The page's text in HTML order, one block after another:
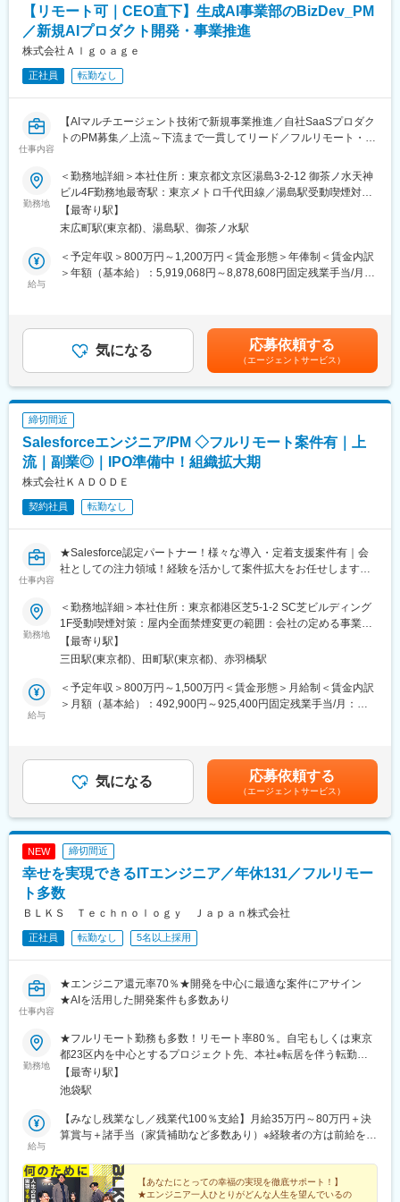
羽駅、峰駅、陸前落合駅、センター南駅、北四番丁駅、稲永駅、
岡本駅(栃木県)、笠寺駅、村井駅、茅野駅、本山駅(愛知県)、さが
み野駅、小俣駅(栃木県)、新前橋駅、群馬藤岡駅、本庄駅、垂井
駅、徳山駅、周防下郷駅、道ノ尾駅、大波止駅、喜々津駅、国母
駅、松江駅、伊賀屋駅、弥生が丘駅、宮崎駅、南鹿児島駅、さっ
崎町駅、オークスカナルパークホテル富山前、四条駅(京都市営)、
神戸三宮駅(阪神)、姫路駅、岡山駅前駅、胡町駅、高松築港駅、天
横川駅、谷町四丁目駅、舟入幸町駅、大小路駅、亀戸駅、中津駅
(地下鉄)、六本木一丁目駅、ＪＲ難波駅、観月橋駅、海老江駅、中
之島駅、なにわ橋駅、甘木駅(甘木鉄道線)、住之江公園駅、上前津
駅、久屋大通駅、平沼橋駅、国道駅、蒔田駅、赤羽岩淵駅、セン
駅、北１２条駅、あおば通駅、新千葉駅、神谷町駅、新高島駅、
日吉町駅、新浜松駅、名鉄名古屋駅、梅田駅(地下鉄)、富山駅、京
駅、北浜駅(大阪府)、伏見駅(愛知県)、西横浜駅、龍谷富山高校
前、五島町駅
【リモート可｜CEO直下】生成AI事業部のBizDev_PM
／新規AIプロダクト開発・事業推進
株式会社Ａｌｇｏａｇｅ
正社員 転勤なし
仕事内容
【AIマルチエージェント技術で新規事業推進／自社SaaSプロダク
トのPM募集／上流～下流まで一貫してリード／フルリモート・副
■募集背景
当社では、AI領域の事業拡大に伴い、複数の新規プロダクトを同
時並行で推進しています。
現在は、企画・開発・顧客連携が急速に立ち上がっており、事業
全体の中核を担うPM機能がまだ整いきっていない状態です。 こ
れまでエンジニアや経営陣がハンズオンでプロダクトを前に進め
・顧客要件や営業同行などの幅広い役割の増加
・経営と開発を繋ぐ意思決定の必要性
といった状況から、PMが担うべき領域が急激に拡大 していま
■業務詳細
・競合分析やプロダクトの優位性検証、戦略立案
・プロジェクト計画（スコープ定義、WBS、スケジュール策定）
・要件定義・詳細仕様整理、エンジニア／デザイナー／ビジネス
・進捗・課題・リスク・品質管理の推進
・プロジェクト成果の効果検証、改善提案・プロセス最適化
当社はDMMチャットブーストCVというサービスを皮切りに一気
に拡大フェーズへと向かっており、複数のプロダクトを並行して
育てていく“第二創業期”に突入しました。新規事業のため詳細を求
人に記載することはできませんが、次の柱となる事業を作るべ
調して高度な処理を行う「AIマルチエージェント」技術を用いた
新規事業開発を推進しています。代表やCTOと共に、企業の柱と
CEO・CTO直下の新規事業部で、PjM3名、BizDev2名、AI R&D6
名、開発12名、デザイナー1名で構成。
・上流から下流まで一貫してプロジェクトをリードできる環境
・経営層やトップエンジニアと直接議論しながら事業を推進
・大手グループの基盤×スタートアップのスピード感
・最先端AI活用プロダクトの開発に深く携われる
変更の範囲：会社の定める業務
勤務地
＜勤務地詳細＞本社住所：東京都文京区湯島3-2-12 御茶ノ水天神
ビル4F勤務地最寄駅：東京メトロ千代田線／湯島駅受動喫煙対
策：屋内喫煙可能場所あり変更の範囲：会社の定める事業所（リ
モートワーク含む）
【最寄り駅】
末広町駅(東京都)、湯島駅、御茶ノ水駅
給与
＜予定年収＞800万円～1,200万円＜賃金形態＞年俸制＜賃金内訳
＞年額（基本給）：5,919,068円～8,878,608円固定残業手当/月：
給与補足＞年収には月45時間相当の固定残業代を含む（※現年収
を配慮します）賃金はあくまでも目安の金額であり、選考を通じ
て上下する可能性があります。月給(月額)は固定手当を含めた表記
です。
気になる 応募依頼する
（エージェントサービス）
締切間近
Salesforceエンジニア/PM ◇フルリモート案件有｜上
流｜副業◎｜IPO準備中！組織拡大期
株式会社ＫＡＤＯＤＥ
契約社員 転勤なし
仕事内容
★Salesforce認定パートナー！様々な導入・定着支援案件有｜会
社としての注力領域！経験を活かして案件拡大をお任せします！
～自社のリスキリングサービスを無料で受講可能／メンターとの
案件相談＆希望を考慮したアサイン⇒成長環境◎／3期目離職率
0%～
★業界最高水準の還元率最大80％でキャリアアップ！
★平均残業8h程度、有給消化率100%、リモート・フルリモート
利用の社員も多数在籍！
スキリング事業、キャリアアップ支援事業、DXコンサルティング
事業・エンジニアリング事業を展開する同社。
求めています！
※スキルにも寄りますが、ご希望に沿った案件にアサイン可能で
す。
■ミッション
Salesforceの導入・開発プロジェクトを成功に導く責任者とし
て、顧客のビジネス課題を解決することがミッションです。
■役割
メンバーと密接に連携し、プロジェクトを円滑にマネジメントを
行う。
・社内においてSalesforce分野全般のリーダーシップを発揮し、
Salesforce活用高度化を推進する。
的確に整理したうえで最適な方針を提示し、関係者間の合意形成
につなげることができる。
■業務内容
・要件定義、設計、導入、運用改善のリード
・経営層や事業責任者への提案・レポーティング
勤務地
＜勤務地詳細＞本社住所：東京都港区芝5-1-2 SC芝ビルディング
1F受動喫煙対策：屋内全面禁煙変更の範囲：会社の定める事業所
（リモートワーク含む）
【最寄り駅】
三田駅(東京都)、田町駅(東京都)、赤羽橋駅
給与
＜予定年収＞800万円～1,500万円＜賃金形態＞月給制＜賃金内訳
＞月額（基本給）：492,900円～925,400円固定残業手当/月：
経験・能力等を考慮の上、優遇します。前職以上のご年収を叶え
られている方が多数いらっしゃいます。■モデル年収年収1000万
円（8年目/Salesforceエンジニア/38歳）賃金はあくまでも目安の
金額であり、選考を通じて上下する可能性があります。月給(月額)
は固定手当を含めた表記です。
気になる 応募依頼する
（エージェントサービス）
NEW 締切間近
幸せを実現できるITエンジニア／年休131／フルリモー
ト多数
ＢＬＫＳ Ｔｅｃｈｎｏｌｏｇｙ Ｊａｐａｎ株式会社
正社員 転勤なし 5名以上採用
仕事内容
★エンジニア還元率70％★開発を中心に最適な案件にアサイン
★AIを活用した開発案件も多数あり
勤務地
★フルリモート勤務も多数！リモート率80％。自宅もしくは東京
都23区内を中心とするプロジェクト先、本社※転居を伴う転勤は
ありません。＜本社＞東京都豊島区南池袋1-27-10 油木第一ビル
９階（アクセス）・JR・東京メトロ各線「池袋駅」東口より徒歩
【最寄り駅】
池袋駅
給与
【みなし残業なし／残業代100％支給】月給35万円～80万円＋決
算賞与＋諸手当（家賃補助など多数あり）※経験者の方は前給を考
ほどの経験者も大歓迎です！【エンジニア還元率は70％】◆単価
の70％を給与や手当などに還元し、収入面でもご満足いただける
環境を整えています。【モデル年収例】★460万円/開発エンジニ
【あなたにとっての幸福の実現を徹底サポート！】
★エンジニア一人ひとりがどんな人生を望んでいるの